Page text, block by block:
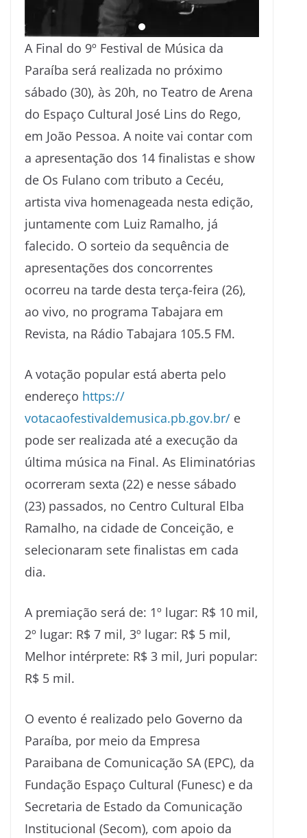
A Final do 9º Festival de Música da
Paraíba será realizada no próximo
sábado (30), às 20h, no Teatro de Arena
do Espaço Cultural José Lins do Rego,
em João Pessoa. A noite vai contar com
a apresentação dos 14 finalistas e show
de Os Fulano com tributo a Cecéu,
artista viva homenageada nesta edição,
juntamente com Luiz Ramalho, já
falecido. O sorteio da sequência de
apresentações dos concorrentes
ocorreu na tarde desta terça-feira (26),
ao vivo, no programa Tabajara em
Revista, na Rádio Tabajara 105.5 FM.
A votação popular está aberta pelo
endereço https://
votacaofestivaldemusica.pb.gov.br/ e
pode ser realizada até a execução da
última música na Final. As Eliminatórias
ocorreram sexta (22) e nesse sábado
(23) passados, no Centro Cultural Elba
Ramalho, na cidade de Conceição, e
selecionaram sete finalistas em cada
dia.
A premiação será de: 1º lugar: R$ 10 mil,
2º lugar: R$ 7 mil, 3º lugar: R$ 5 mil,
Melhor intérprete: R$ 3 mil, Juri popular:
R$ 5 mil.
O evento é realizado pelo Governo da
Paraíba, por meio da Empresa
Paraibana de Comunicação SA (EPC), da
Fundação Espaço Cultural (Funesc) e da
Secretaria de Estado da Comunicação
Institucional (Secom), com apoio da